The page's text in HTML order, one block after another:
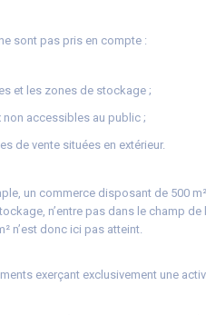
sont pas pris en compte :
et les zones de stockage ;
non accessibles au public ;
de vente situées en extérieur.
un commerce disposant de 500
n’entre pas dans le champ
n’est donc ici pas atteint.
exerçant exclusivement une